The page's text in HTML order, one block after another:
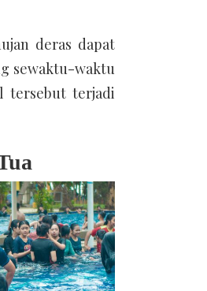
deras dapat
sewaktu-waktu
tersebut terjadi